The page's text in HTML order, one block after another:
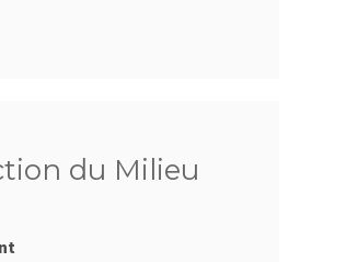
du Milieu